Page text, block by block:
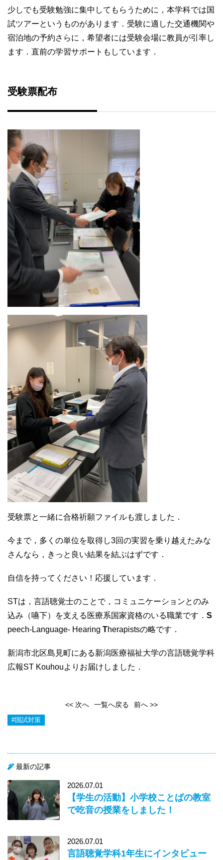
少しでも受験勉強に集中してもらうために，本学科では国
試ツアーというものがあります．受験に適した交通機関や
宿泊地の予約さらに，希望者には受験会場に教員が引率し
ます．直前の学習サポートもしています．
受験票配布
受験票と一緒に合格祈願ファイルも渡しました．
今まで，多くの単位を取得し3回の実習を乗り越えたみな
さんなら，きっと良い結果を結ぶはずです．
自信を持ってください！応援しています．
STは，言語聴覚士のことで，コミュニケーションとのみ
込み（嚥下）を支える医療系国家資格のいる職業です． S
peech-Language- Hearing Therapistsの略です．
新潟市北区島見町にある新潟医療福祉大学の言語聴覚学科
広報ST Kouhouよりお届けしました．
<< 次へ 一覧へ戻る 前へ >>
#国試対策
最新の記事
2026.07.01
【学生の活動】小学校ことばの教室
で吃音の授業をしました！
2026.07.01
言語聴覚学科1年生にインタビュー